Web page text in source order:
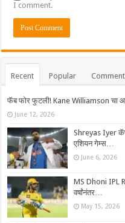
I comment.
Recent Popular
फॅब फोर फुटली! Kane Williamson चा
June 12, 2026
Shreyas Iyer
एशियन गेम्स…
June 6, 2026
MS Dhoni IPL
वर्षांनंतर…
May 15, 2026